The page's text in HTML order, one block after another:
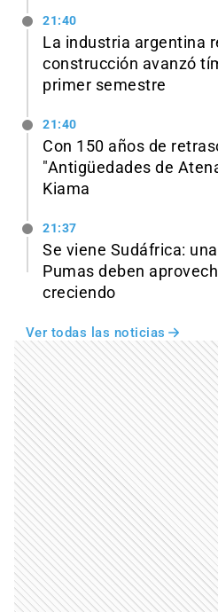
21:40
La industria argentina
construcción avanzó
primer semestre
21:40
Con 150 años de
"Antigüedades de
Kiama
21:37
Se viene Sudáfrica:
Pumas deben
creciendo
Ver todas las noticias